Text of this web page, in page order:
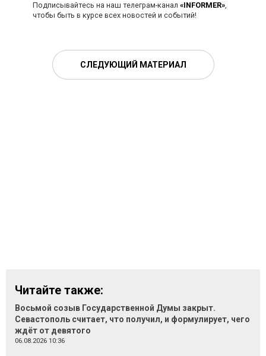
Подписывайтесь на наш телеграм-канал «INFORMER»,
чтобы быть в курсе всех новостей и событий!
СЛЕДУЮЩИЙ МАТЕРИАЛ
Читайте также:
Восьмой созыв Государственной Думы закрыт.
Севастополь считает, что получил, и формулирует, чего
ждёт от девятого
06.08.2026 10:36